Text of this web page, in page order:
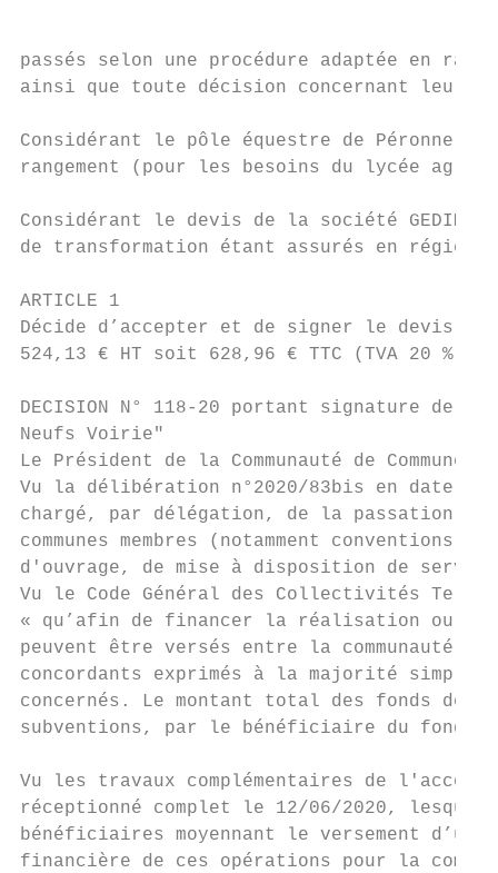
passés selon une procédure adaptée en
ainsi que toute décision concernant leurs
Considérant le pôle équestre de
rangement (pour les besoins du lycée
Considérant le devis de la société
de transformation étant assurés en régie
ARTICLE 1
Décide d’accepter et de signer le devis n°
524,13 € HT soit 628,96 € TTC (TVA 20 %).
DECISION N° 118-20 portant signature de
Neufs Voirie"
Le Président de la Communauté de Communes
Vu la délibération n°2020/83bis en date
chargé, par délégation, de la passation des
communes membres (notamment
d'ouvrage, de mise à disposition de
Vu le Code Général des Collectivités
« qu’afin de financer la réalisation ou le
peuvent être versés entre la communauté de
concordants exprimés à la majorité simple
concernés. Le montant total des fonds de
subventions, par le bénéficiaire du fonds
Vu les travaux complémentaires de l'accord
réceptionné complet le 12/06/2020,
bénéficiaires moyennant le versement
financière de ces opérations pour la